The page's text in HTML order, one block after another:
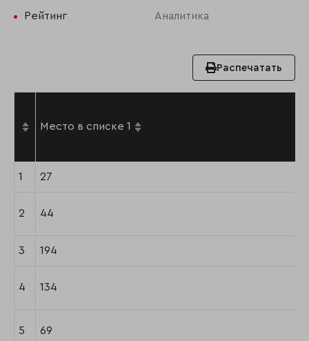
Рейтинг Аналитика
Распечатать
Место в списке 1
1 27
2 44
3 194
4 134
5 69